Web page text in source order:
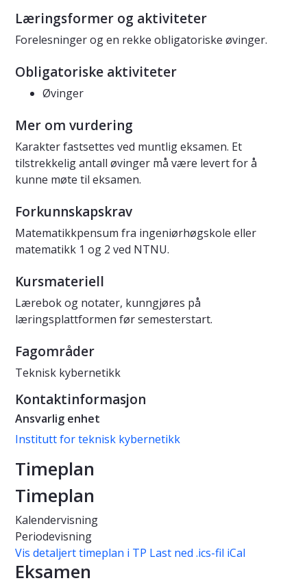
Læringsformer og aktiviteter
Forelesninger og en rekke obligatoriske øvinger.
Obligatoriske aktiviteter
Øvinger
Mer om vurdering
Karakter fastsettes ved muntlig eksamen. Et
tilstrekkelig antall øvinger må være levert for å
kunne møte til eksamen.
Forkunnskapskrav
Matematikkpensum fra ingeniørhøgskole eller
matematikk 1 og 2 ved NTNU.
Kursmateriell
Lærebok og notater, kunngjøres på
læringsplattformen før semesterstart.
Fagområder
Teknisk kybernetikk
Kontaktinformasjon
Ansvarlig enhet
Institutt for teknisk kybernetikk
Timeplan
Timeplan
Kalendervisning
Periodevisning
Vis detaljert timeplan i TP Last ned .ics-fil iCal
Eksamen